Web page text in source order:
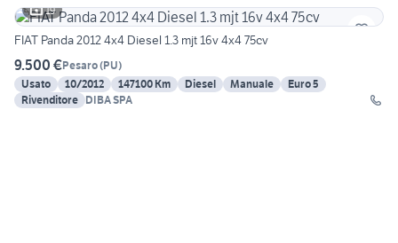
19
FIAT Panda 2012 4x4 Diesel 1.3 mjt 16v 4x4 75cv
9.500 €Pesaro(PU)
Usato
10/2012 147100 Km Diesel Manuale
Euro 5
Rivenditore DIBA SPA